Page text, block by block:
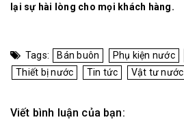
lại sự hài lòng cho mọi khách hàng.
Tags: Bán buôn Phụ kiện nước
Thiết bị nước
Tin tức Vật tư nước
Viết bình luận của bạn: